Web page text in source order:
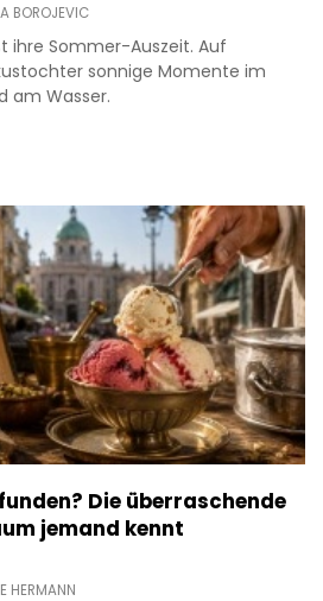
BOROJEVIC
ihre Sommer-Auszeit. Auf
sonnige Momente im
am Wasser.
Die überraschende
jemand kennt
HERMANN